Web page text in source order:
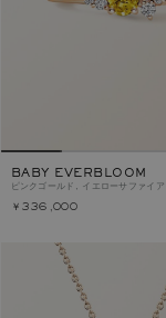
BABY EVERBLOOM
ピンクゴールド, イエローサファイア
￥336,000